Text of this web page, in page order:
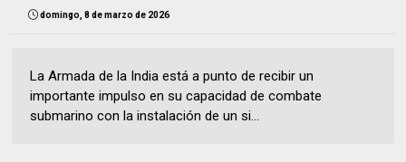
domingo, 8 de marzo de 2026
La Armada de la India está a punto de recibir un
importante impulso en su capacidad de combate
submarino con la instalación de un si...